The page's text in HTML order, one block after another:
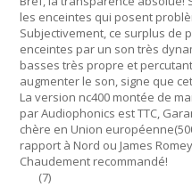
les enceintes qui posent
Subjectivement, ce surplus de
enceintes par un son très
basses très propre et
augmenter le son, signe que
La version nc400 montée de
par Audiophonics est TTC,
chère en Union
rapport à Nord ou James
Chaudement recommandé!
(7)